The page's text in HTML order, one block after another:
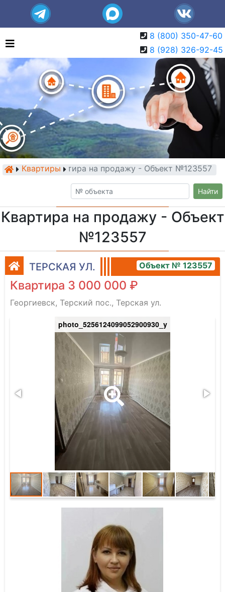
8 (800) 350-47-60
8 (928) 326-92-45
КвартирыКвартира на продажу - Объект №123557
Найти
Квартира на продажу - Объект
№123557
ТЕРСКАЯ УЛ. Объект № 123557
Квартира 3 000 000 ₽
Георгиевск, Терский пос., Терская ул.
photo_5256124099052900930_y